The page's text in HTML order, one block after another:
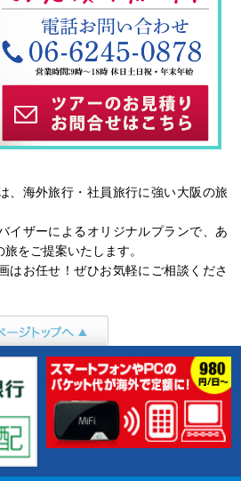
、海外旅行・社員旅行に強い大阪の旅
イザーによるオリジナルプランで、あ
をご提案いたします。
はお任せ！ぜひお気軽にご相談くださ
ージトップへ